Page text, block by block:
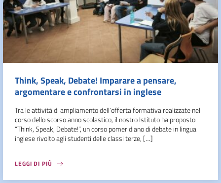
Think, Speak, Debate! Imparare a pensare,
argomentare e confrontarsi in inglese
Tra le attività di ampliamento dell’offerta formativa realizzate nel
corso dello scorso anno scolastico, il nostro Istituto ha proposto
“Think, Speak, Debate!”, un corso pomeridiano di debate in lingua
inglese rivolto agli studenti delle classi terze, […]
LEGGI DI PIÙ